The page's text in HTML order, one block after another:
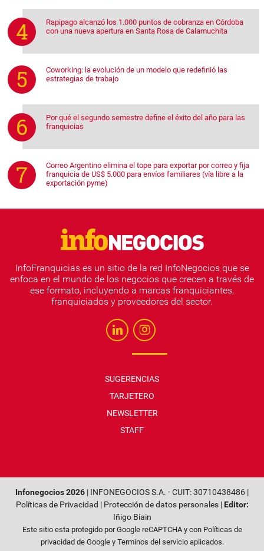
Rapipago alcanzó los 1.000 puntos de cobranza en Córdoba
con una nueva apertura en Santa Rosa de Calamuchita
Coworking: la evolución de un modelo que redefinió las
estrategias de trabajo
Por qué el segundo semestre define el éxito del año para las
franquicias
Correo Argentino elimina el tope para exportar por correo y fija
franquicia de US$ 5.000 para envíos familiares (vía libre a la
exportación pyme)
InfoFranquicias es un sitio de la red InfoNegocios que se
enfoca en el mundo de los negocios que crecen a través de
ese formato, incluyendo a marcas franquiciantes,
franquiciados y proveedores del sector.
SUGERENCIAS
TARJETERO
NEWSLETTER
STAFF
Infonegocios 2026 | INFONEGOCIOS S.A. · CUIT: 30710438486 |
Políticas de Privacidad | Protección de datos personales| Editor:
Iñigo Biain
Este sitio esta protegido por Google reCAPTCHA y con Políticas de
privacidad de Googley Terminos del servicioaplicados.